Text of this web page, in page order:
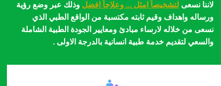
لاننا نسعى لتشخيصاً امثل ... وعلاجاً افضل وذلك عبر وضع رؤية
ورساله واهداف وقيم ثابته مكتسبة من الواقع الطبي الذي
نسعى من خلاله لارساء مبادئ ومعايير الجودة الطبية الشاملة
والسعي لتقديم خدمة طبية انسانية بالدرجة الاولى .